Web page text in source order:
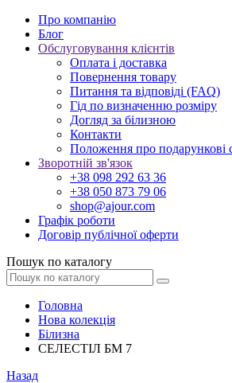
Про компанію
Блог
Обслуговування клієнтів
Оплата і доставка
Повернення товару
Питання та відповіді (FAQ)
Гід по визначенню розміру
Догляд за білизною
Контакти
Положення про подарункові
Зворотній зв'язок
+38 098 292 63 36
+38 050 873 79 06
shop@ajour.com
Графік роботи
Договір публічної оферти
Пошук по каталогу
Головна
Нова колекція
Білизна
СЕЛЕСТІЛ БМ 7
Назад